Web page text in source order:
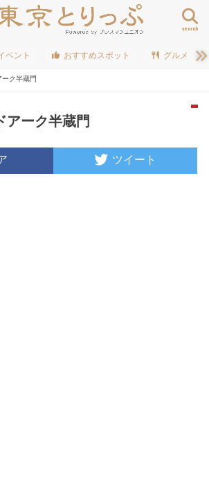
search
ベント おすすめスポット グルメ
ーク半蔵門
アーク半蔵門
ツイート